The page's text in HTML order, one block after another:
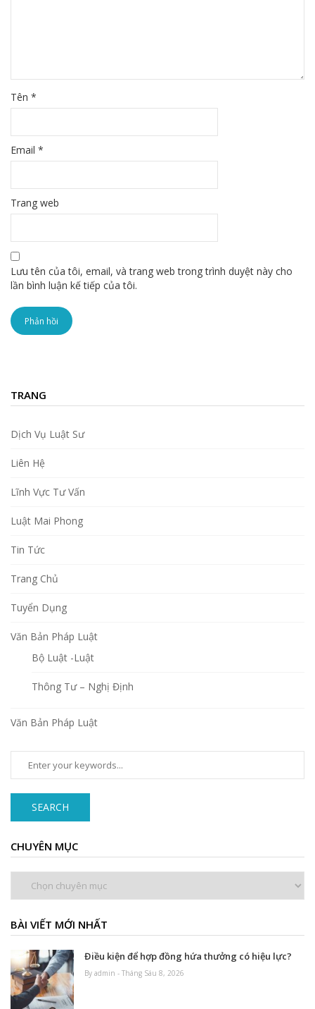
Tên *
Email *
Trang web
Lưu tên của tôi, email, và trang web trong trình duyệt này cho
lần bình luận kế tiếp của tôi.
TRANG
Dịch Vụ Luật Sư
Liên Hệ
Lĩnh Vực Tư Vấn
Luật Mai Phong
Tin Tức
Trang Chủ
Tuyển Dụng
Văn Bản Pháp Luật
Bộ Luật -Luật
Thông Tư – Nghị Định
Văn Bản Pháp Luật
SEARCH
CHUYÊN MỤC
BÀI VIẾT MỚI NHẤT
Điều kiện để hợp đồng hứa thưởng có hiệu lực?
By admin - Tháng Sáu 8, 2026